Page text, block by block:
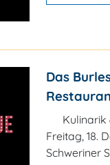
Das
Kulinarik
Freitag, 18.
Schweriner